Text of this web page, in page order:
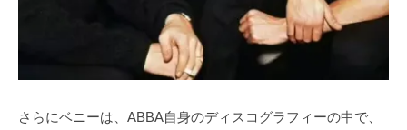
さらにベニーは、ABBA自身のディスコグラフィーの中で、